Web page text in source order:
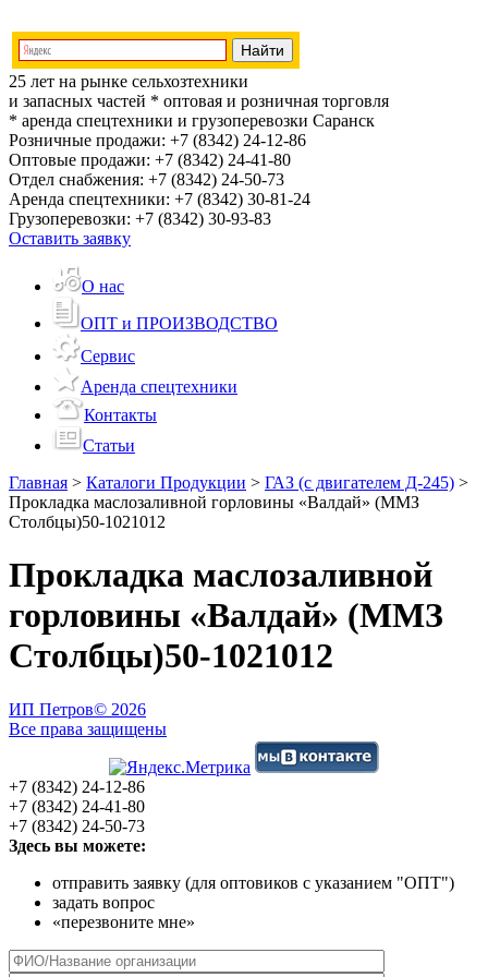
25 лет на рынке сельхозтехники
и запасных частей * оптовая и розничная торговля
* аренда спецтехники и грузоперевозки Саранск
Розничные продажи: +7 (8342) 24-12-86
Оптовые продажи: +7 (8342) 24-41-80
Отдел снабжения: +7 (8342) 24-50-73
Аренда спецтехники: +7 (8342) 30-81-24
Грузоперевозки: +7 (8342) 30-93-83
Оставить заявку
О нас
ОПТ и ПРОИЗВОДСТВО
Сервис
Аренда спецтехники
Контакты
Статьи
Главная > Каталоги Продукции > ГАЗ (с двигателем Д-245) >
Прокладка маслозаливной горловины «Валдай» (ММЗ
Столбцы)50-1021012
Прокладка маслозаливной
горловины «Валдай» (ММЗ
Столбцы)50-1021012
ИП Петров© 2026
Все права защищены
+7 (8342) 24-12-86
+7 (8342) 24-41-80
+7 (8342) 24-50-73
Здесь вы можете:
отправить заявку (для оптовиков с указанием "ОПТ")
задать вопрос
«перезвоните мне»